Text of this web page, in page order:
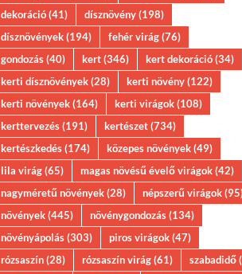
dekoráció(41) dísznövény(198)
dísznövények(194) fehér virág(76)
gondozás(40) kert(346) kert dekoráció(34)
kerti dísznövények(28) kerti növény(122)
kerti növények(164) kerti virágok(108)
kerttervezés(191) kertészet(734)
kertészkedés(174) közepes növények(49)
lila virág(65) magas növésű évelő virágok(42)
nagyméretű növények(28) népszerű virágok
növények(445) növénygondozás(134)
növényápolás(303) piros virágok(47)
rózsaszín(28) rózsaszín virág(61) szabadidő